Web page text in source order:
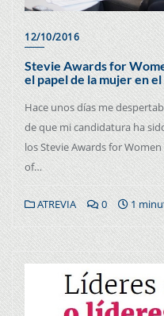
12/10/2016
Stevie Awards for
el papel de la mujer en
Hace unos días me
de que mi candidatura ha
los Stevie Awards for
of…
ATREVIA 0 1